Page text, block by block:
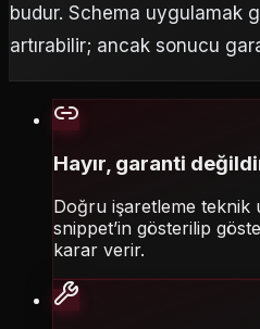
budur. Schema uygulamak
artırabilir; ancak sonucu
Hayır, garanti
Doğru işaretleme teknik
snippet’in gösterilip
karar verir.